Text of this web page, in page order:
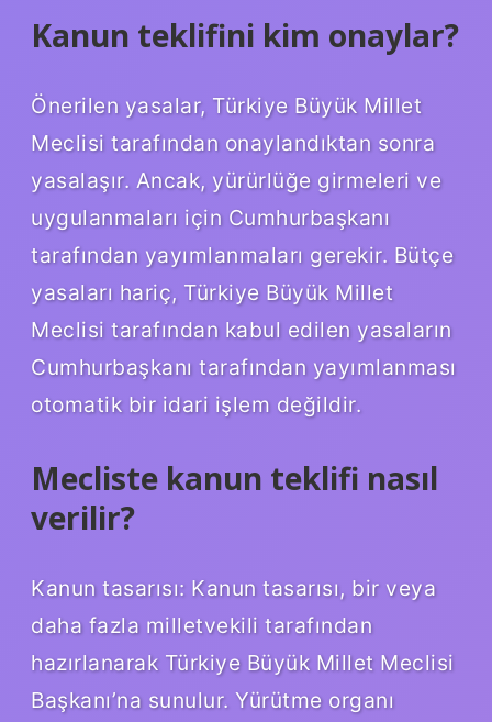
Kanun teklifini kim onaylar?
Önerilen yasalar, Türkiye Büyük Millet
Meclisi tarafından onaylandıktan sonra
yasalaşır. Ancak, yürürlüğe girmeleri ve
uygulanmaları için Cumhurbaşkanı
tarafından yayımlanmaları gerekir. Bütçe
yasaları hariç, Türkiye Büyük Millet
Meclisi tarafından kabul edilen yasaların
Cumhurbaşkanı tarafından yayımlanması
otomatik bir idari işlem değildir.
Mecliste kanun teklifi nasıl
verilir?
Kanun tasarısı: Kanun tasarısı, bir veya
daha fazla milletvekili tarafından
hazırlanarak Türkiye Büyük Millet Meclisi
Başkanı’na sunulur. Yürütme organı